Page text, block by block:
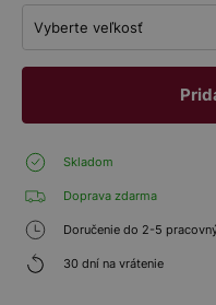
Vyberte veľkosť
Skladom
Doprava zdarma
Doručenie do 2-5
30 dní na vrátenie